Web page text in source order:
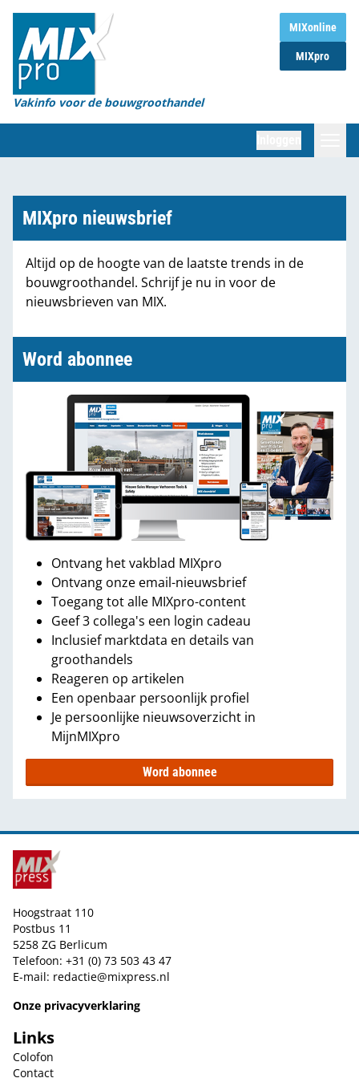
MIXonline
MIXpro
Vakinfo voor de bouwgroothandel
Home
Magazines
Organisaties
Marktcijfers
Partners
MIXpro nieuwsbrief
Altijd op de hoogte van de laatste trends in de
bouwgroothandel. Schrijf je nu in voor de
nieuwsbrieven van MIX.
Word abonnee
Ontvang het vakblad MIXpro
Ontvang onze email-nieuwsbrief
Toegang tot alle MIXpro-content
Geef 3 collega's een login cadeau
Inclusief marktdata en details van
groothandels
Reageren op artikelen
Een openbaar persoonlijk profiel
Je persoonlijke nieuwsoverzicht in
MijnMIXpro
Word abonnee
Hoogstraat 110
Postbus 11
5258 ZG Berlicum
Telefoon: +31 (0) 73 503 43 47
E-mail: redactie@mixpress.nl
Onze privacyverklaring
Links
Colofon
Contact